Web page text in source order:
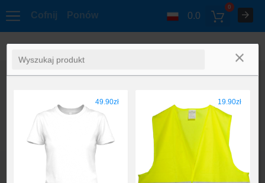
Cofnij Ponów 0.0
0
49.90zł 19.90zł